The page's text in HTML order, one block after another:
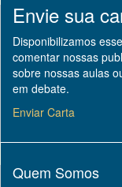
Envie sua
Disponibilizamos
comentar nossas
sobre nossas aulas
em debate.
Enviar Carta
Quem Somos